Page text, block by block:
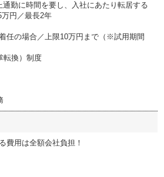
通勤に時間を要し、入社にあたり転居する
円／最長2年
任の場合／上限10万円まで（※試用期間
転換）制度
費用は全額会社負担！